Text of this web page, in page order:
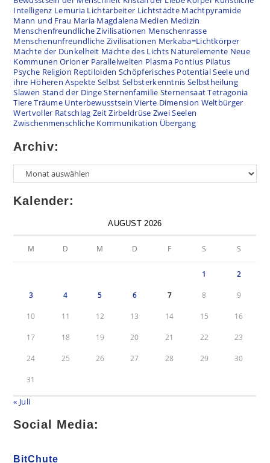
Intelligenz Lemuria Lichtarbeiter Lichtstädte Machtpyramide
Mann und Frau Maria Magdalena Medien Medizin
Menschenfreundliche Zivilisationen Menschenrasse
Menschenunfreundliche Zivilisationen Merkaba=Lichtkörper
Mächte der Dunkelheit Mächte des Lichts Naturelemente Neue
Kommunen Orioner Parallelwelten Plasma Pontius Pilatus
Psyche Religion Reptiloiden Schöpferisches PotentialSeele und
ihre Höheren Aspekte Selbst Selbsterkenntnis Selbstheilung
Slawen Stand der DingeSternenfamilie SternensaatTetragonia
TiereTräume Unterbewusstsein Vierte Dimension Weltbürger
Wertvoller Ratschlag ZeitZirbeldrüse Zwei Seelen
Zwischenmenschliche Kommunikation Übergang
Archiv:
Kalender:
AUGUST 2026
M D M D F S S
1 2
3 4 5 6 7 8 9
10 11 12 13 14 15 16
17 18 19 20 21 22 23
24 25 26 27 28 29 30
31
« Juli
Social Media:
BitChute